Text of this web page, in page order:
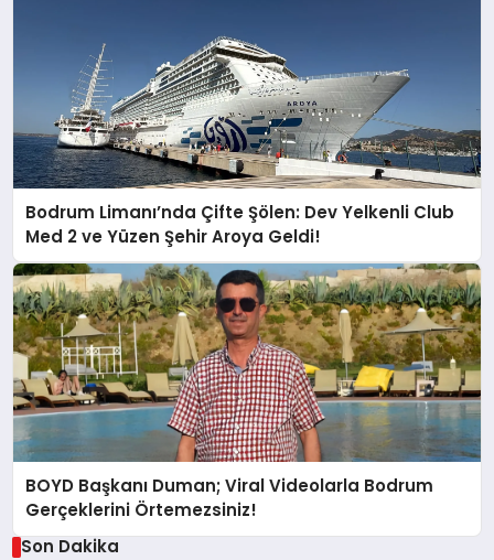
Bodrum Limanı’nda Çifte Şölen: Dev Yelkenli Club
Med 2 ve Yüzen Şehir Aroya Geldi!
BOYD Başkanı Duman; Viral Videolarla Bodrum
Gerçeklerini Örtemezsiniz!
Son Dakika